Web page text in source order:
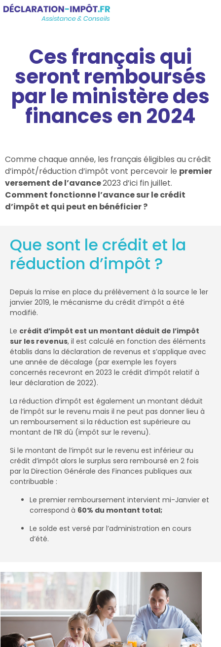
Ces français qui
seront remboursés
par le ministère des
finances en 2024
Comme chaque année, les français éligibles au crédit
d’impôt/réduction d’impôt vont percevoir le premier
versement de l’avance2023 d’ici fin juillet.
Comment fonctionne l’avance sur le crédit
d’impôt et qui peut en bénéficier ?
Que sont le crédit et la
réduction d’impôt ?
Depuis la mise en place du prélèvement à la source le 1er
janvier 2019, le mécanisme du crédit d’impôt a été
modifié.
Le crédit d’impôt est un montant déduit de l’impôt
sur les revenus, il est calculé en fonction des éléments
établis dans la déclaration de revenus et s’applique avec
une année de décalage (par exemple les foyers
concernés recevront en 2023 le crédit d’impôt relatif à
leur déclaration de 2022).
La réduction d’impôt est également un montant déduit
de l’impôt sur le revenu mais il ne peut pas donner lieu à
un remboursement si la réduction est supérieure au
montant de l’IR dû (impôt sur le revenu).
Si le montant de l’impôt sur le revenu est inférieur au
crédit d’impôt alors le surplus sera remboursé en 2 fois
par la Direction Générale des Finances publiques aux
contribuable :
Le premier remboursement intervient mi-Janvier et
correspond à 60% du montant total;
Le solde est versé par l’administration en cours
d’été.